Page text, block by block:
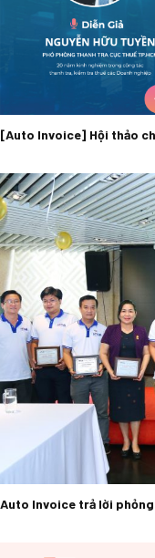
[Auto Invoice] Hội thảo
Auto Invoice trả lời phỏng